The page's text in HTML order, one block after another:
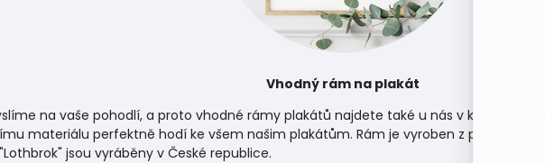
Vhodný rám na plakát
na vaše pohodlí, a proto vhodné rámy plakátů najdete také u nás v kategorii
materiálu perfektně hodí ke všem našim plakátům. Rám je vyroben z přírodního
jsou vyráběny v České republice.